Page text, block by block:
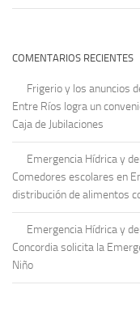
COMENTARIOS RECIENTES
Frigerio y los anuncios
Entre Ríos logra un
Caja de Jubilaciones
Emergencia Hídrica y
Comedores escolares en
distribución de alimentos
Emergencia Hídrica y
Concordia solicita la
Niño